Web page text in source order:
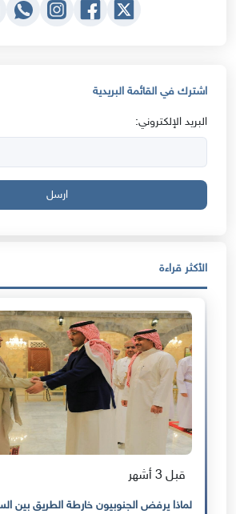
اشترك في القائمة البريدية
البريد الإلكتروني:
ارسل
الأكثر قراءة
قبل 3 أشهر
لماذا يرفض الجنوبيون خارطة الطريق بين